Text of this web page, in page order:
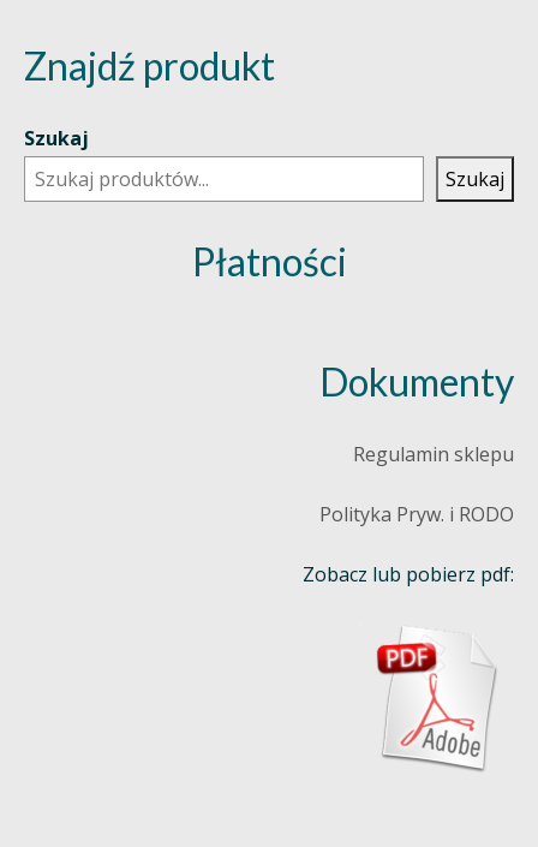
Znajdź produkt
Szukaj
Szukaj
Płatności
Dokumenty
Regulamin sklepu
Polityka Pryw. i RODO
Zobacz lub pobierz pdf: